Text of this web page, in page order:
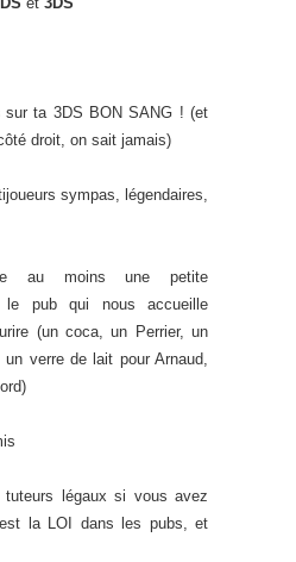
sur ta 3DS BON SANG ! (et
droit, on sait jamais)
sympas, légendaires,
au moins une petite
le pub qui nous accueille
(un coca, un Perrier, un
verre de lait pour Arnaud,
légaux si vous avez
la LOI dans les pubs, et